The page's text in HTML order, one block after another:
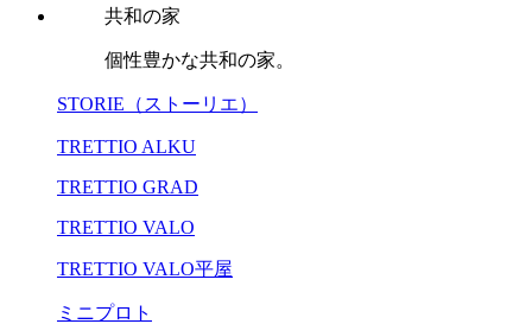
共和の家
個性豊かな共和の家。
STORIE（ストーリエ）
TRETTIO ALKU
TRETTIO GRAD
TRETTIO VALO
TRETTIO VALO平屋
ミニプロト